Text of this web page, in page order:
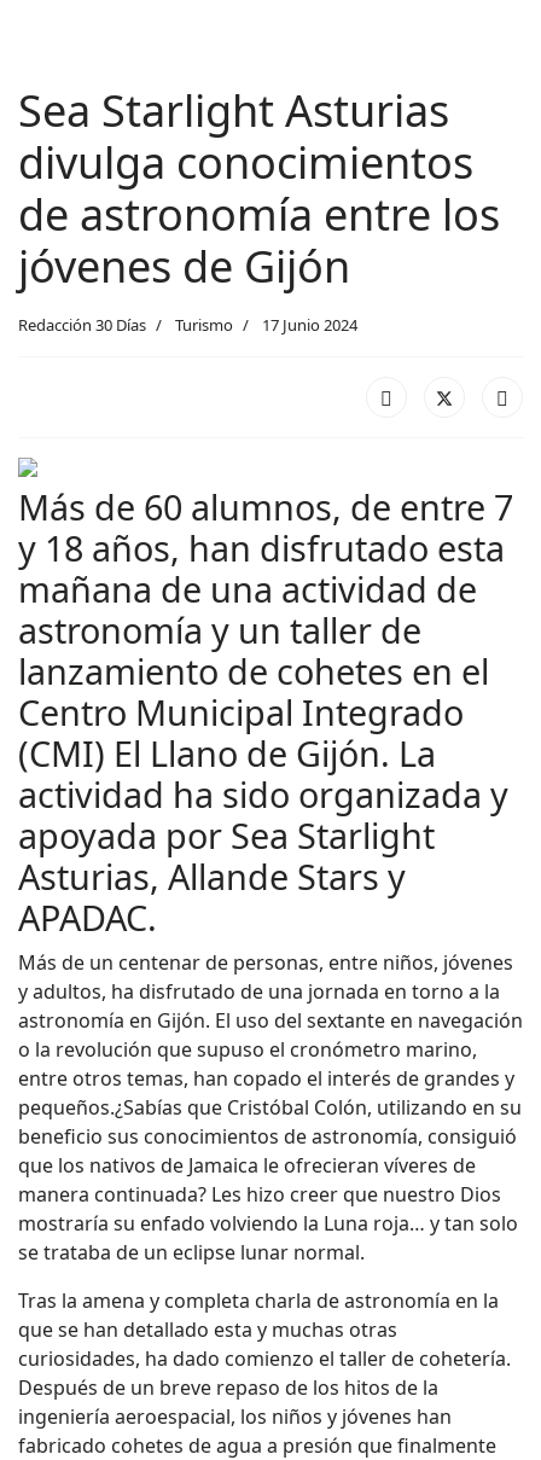
Sea Starlight Asturias
divulga conocimientos
de astronomía entre los
jóvenes de Gijón
Redacción 30 Días Turismo 17 Junio 2024
Más de 60 alumnos, de entre 7
y 18 años, han disfrutado esta
mañana de una actividad de
astronomía y un taller de
lanzamiento de cohetes en el
Centro Municipal Integrado
(CMI) El Llano de Gijón. La
actividad ha sido organizada y
apoyada por Sea Starlight
Asturias, Allande Stars y
APADAC.
Más de un centenar de personas, entre niños, jóvenes
y adultos, ha disfrutado de una jornada en torno a la
astronomía en Gijón. El uso del sextante en navegación
o la revolución que supuso el cronómetro marino,
entre otros temas, han copado el interés de grandes y
pequeños.¿Sabías que Cristóbal Colón, utilizando en su
beneficio sus conocimientos de astronomía, consiguió
que los nativos de Jamaica le ofrecieran víveres de
manera continuada? Les hizo creer que nuestro Dios
mostraría su enfado volviendo la Luna roja… y tan solo
se trataba de un eclipse lunar normal.
Tras la amena y completa charla de astronomía en la
que se han detallado esta y muchas otras
curiosidades, ha dado comienzo el taller de cohetería.
Después de un breve repaso de los hitos de la
ingeniería aeroespacial, los niños y jóvenes han
fabricado cohetes de agua a presión que finalmente